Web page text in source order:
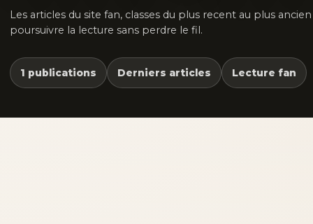
Les articles du site fan, classes du plus recent au plus
poursuivre la lecture sans perdre le fil.
1 publications Derniers articles Lecture fan